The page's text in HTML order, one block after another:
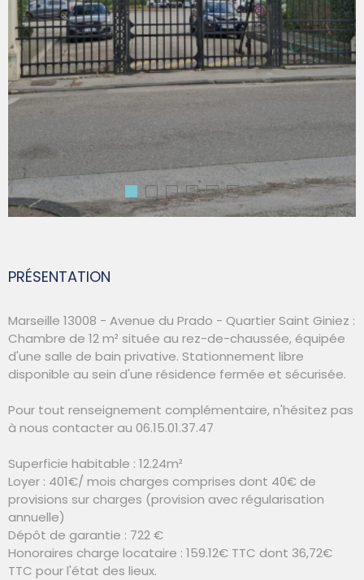
PRÉSENTATION
Marseille 13008 - Avenue du Prado - Quartier Saint Giniez :
Chambre de 12 m² située au rez-de-chaussée, équipée
d'une salle de bain privative. Stationnement libre
disponible au sein d'une résidence fermée et sécurisée.
Pour tout renseignement complémentaire, n'hésitez pas
à nous contacter au 06.15.01.37.47
Superficie habitable : 12.24m²
Loyer : 401€/ mois charges comprises dont 40€ de
provisions sur charges (provision avec régularisation
annuelle)
Dépôt de garantie : 722 €
Honoraires charge locataire : 159.12€ TTC dont 36,72€
TTC pour l'état des lieux.